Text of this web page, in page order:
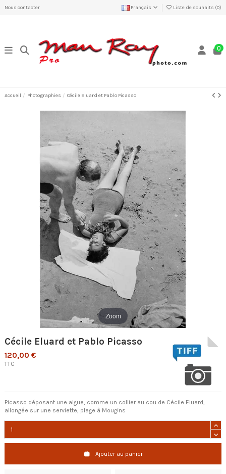
Nous contacter Français Liste de souhaits (0)
0
Accueil Photographies Cécile Eluard et Pablo Picasso
Zoom
Cécile Eluard et Pablo Picasso
120,00 €
TTC
Picasso déposant une algue, comme un collier au cou de Cécile Eluard,
allongée sur une serviette, plage à Mougins
Ajouter au panier